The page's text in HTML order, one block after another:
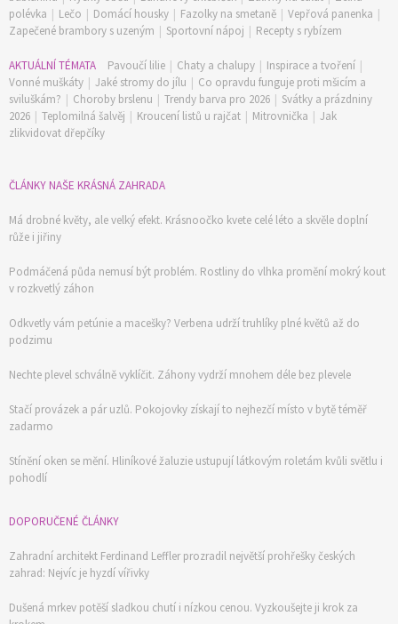
polévka | Lečo | Domácí housky | Fazolky na smetaně | Vepřová panenka |
Zapečené brambory s uzeným | Sportovní nápoj | Recepty s rybízem
AKTUÁLNÍ TÉMATA Pavoučí lilie | Chaty a chalupy | Inspirace a tvoření |
Vonné muškáty | Jaké stromy do jílu | Co opravdu funguje proti mšicím a
sviluškám? | Choroby brslenu | Trendy barva pro 2026 | Svátky a prázdniny
2026 | Teplomilná šalvěj | Kroucení listů u rajčat | Mitrovnička | Jak
zlikvidovat dřepčíky
ČLÁNKY NAŠE KRÁSNÁ ZAHRADA
Má drobné květy, ale velký efekt. Krásnoočko kvete celé léto a skvěle doplní
růže i jiřiny
Podmáčená půda nemusí být problém. Rostliny do vlhka promění mokrý kout
v rozkvetlý záhon
Odkvetly vám petúnie a macešky? Verbena udrží truhlíky plné květů až do
podzimu
Nechte plevel schválně vyklíčit. Záhony vydrží mnohem déle bez plevele
Stačí provázek a pár uzlů. Pokojovky získají to nejhezčí místo v bytě téměř
zadarmo
Stínění oken se mění. Hliníkové žaluzie ustupují látkovým roletám kvůli světlu i
pohodlí
DOPORUČENÉ ČLÁNKY
Zahradní architekt Ferdinand Leffler prozradil největší prohřešky českých
zahrad: Nejvíc je hyzdí vířivky
Dušená mrkev potěší sladkou chutí i nízkou cenou. Vyzkoušejte ji krok za